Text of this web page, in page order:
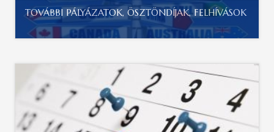
TOVÁBBI PÁLYÁZATOK, ÖSZTÖNDÍJAK, FELHÍVÁSOK